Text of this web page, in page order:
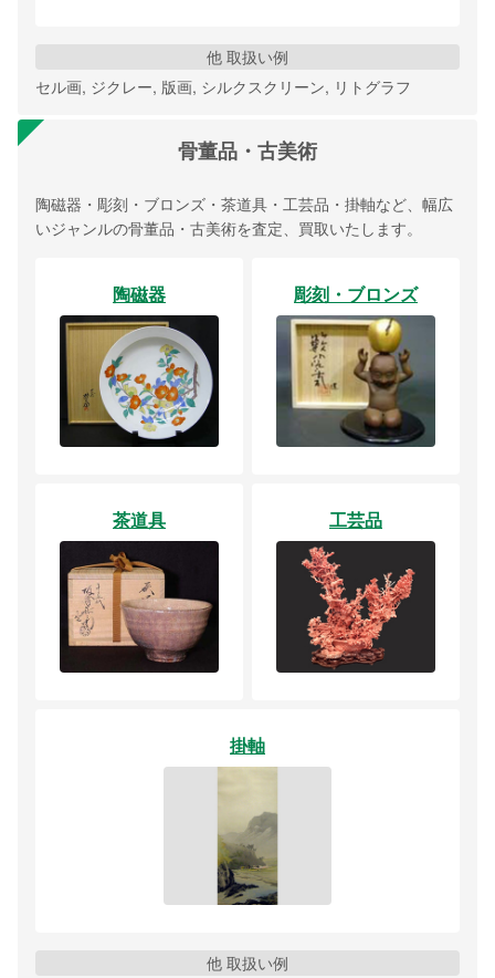
他 取扱い例
セル画, ジクレー, 版画, シルクスクリーン, リトグラフ
骨董品・古美術
陶磁器・彫刻・ブロンズ・茶道具・工芸品・掛軸など、幅広
いジャンルの骨董品・古美術を査定、買取いたします。
陶磁器 彫刻・ブロンズ
茶道具 工芸品
掛軸
他 取扱い例